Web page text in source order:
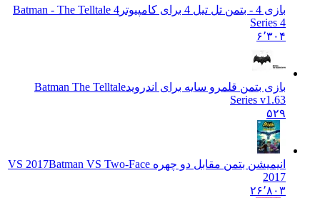
بازی 4 - بتمن تل تیل 4 برای کامپیوتر
4 Batman - The Telltale
Series 4
۶٬۳۰۴
بازی بتمن قلمرو سایه برای اندرویدBatman The Telltale
Series v1.63
۵۲۹
انیمیشن بتمن مقابل دو چهره VS 2017 Batman VS Two-Face
2017
۲۶٬۸۰۳